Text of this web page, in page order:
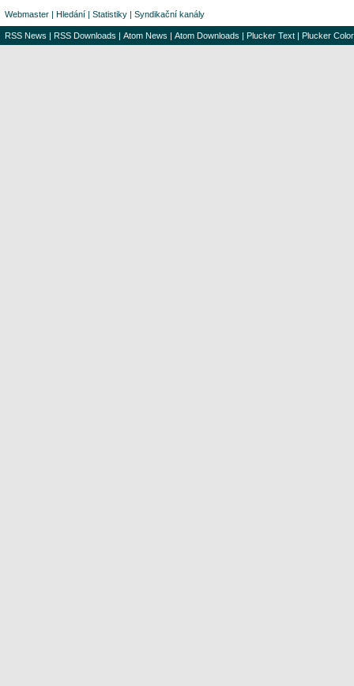
Webmaster | Hledání | Statistiky | Syndikační kanály
RSS News | RSS Downloads | Atom News | Atom Downloads | Plucker Text | Plucker Color